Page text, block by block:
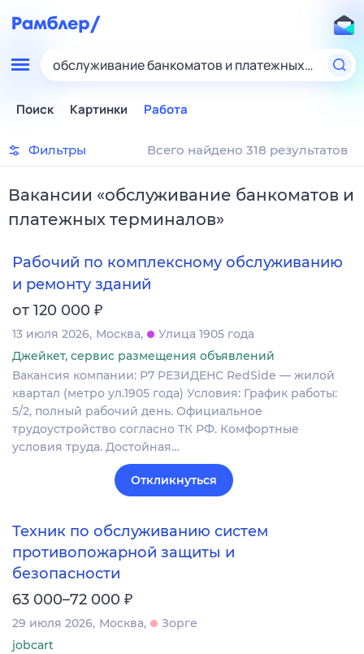
обслуживание банкоматов и платежных
Поиск Картинки Работа
Фильтры Всего найдено 318 результатов
Вакансии «обслуживание банкоматов и
платежных терминалов»
Рабочий по комплексному обслуживанию
и ремонту зданий
от 120 000 ₽
13 июля 2026 Москва
Улица 1905 года
Джейкет, сервис размещения объявлений
Вакансия компании: Р7 РЕЗИДЕНС RedSide — жилой
квартал (метро ул.1905 года) Условия: График работы:
5/2, полный рабочий день. Официальное
трудоустройство согласно ТК РФ. Комфортные
условия труда. Достойная…
Откликнуться
Техник по обслуживанию систем
противопожарной защиты и
безопасности
63 000–72 000 ₽
29 июля 2026 Москва
Зорге
jobcart